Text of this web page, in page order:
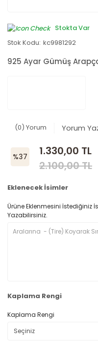
Stokta Var
Stok Kodu: kc9981292
925 Ayar Gümüş
(0) Yorum Yorum
%37
1.330,00 TL
2.100,00 TL
Eklenecek İsimler
Ürüne Eklenmesini İstediğiniz
Yazabilirsiniz.
Kaplama Rengi
Kaplama Rengi